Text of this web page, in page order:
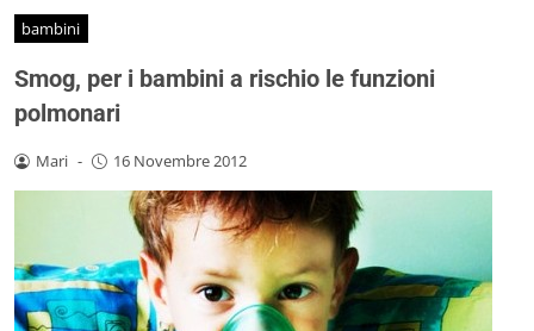
bambini
Smog, per i bambini a rischio le funzioni
polmonari
Mari - 16 Novembre 2012